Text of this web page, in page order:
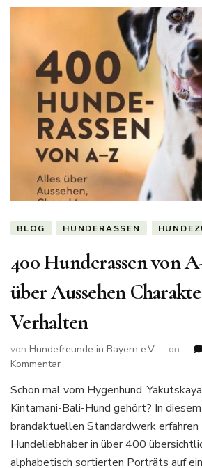
BLOG HUNDERASSEN
400 Hunderassen von
über Aussehen
Verhalten
von Hundefreunde in Bayern e.V. on
Kommentarzu
Hunderassen
von
A-
Alles
Schon mal vom Hygenhund,
Kintamani-Bali-Hund gehört? In
brandaktuellen Standardwerk erfahren
Hundeliebhaber in über 400
alphabetisch sortierten Porträts auf